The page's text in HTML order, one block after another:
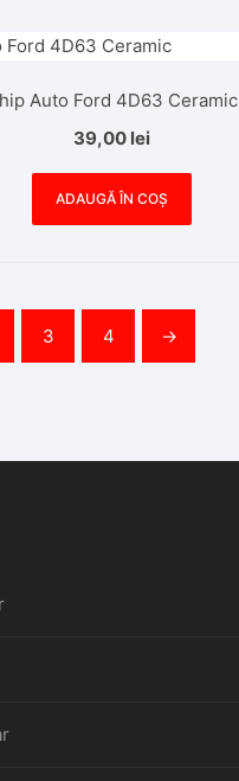
Auto Ford 4D63 Ceramic
39,00 lei
ADAUGĂ ÎN COȘ
3 4 →